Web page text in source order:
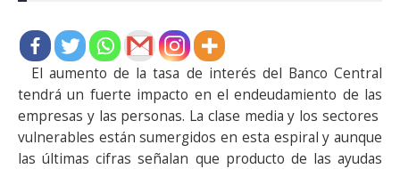
El aumento de la tasa de interés del Banco Central
tendrá un fuerte impacto en el endeudamiento de las
empresas y las personas. La clase media y los sectores
vulnerables están sumergidos en esta espiral y aunque
las últimas cifras señalan que producto de las ayudas